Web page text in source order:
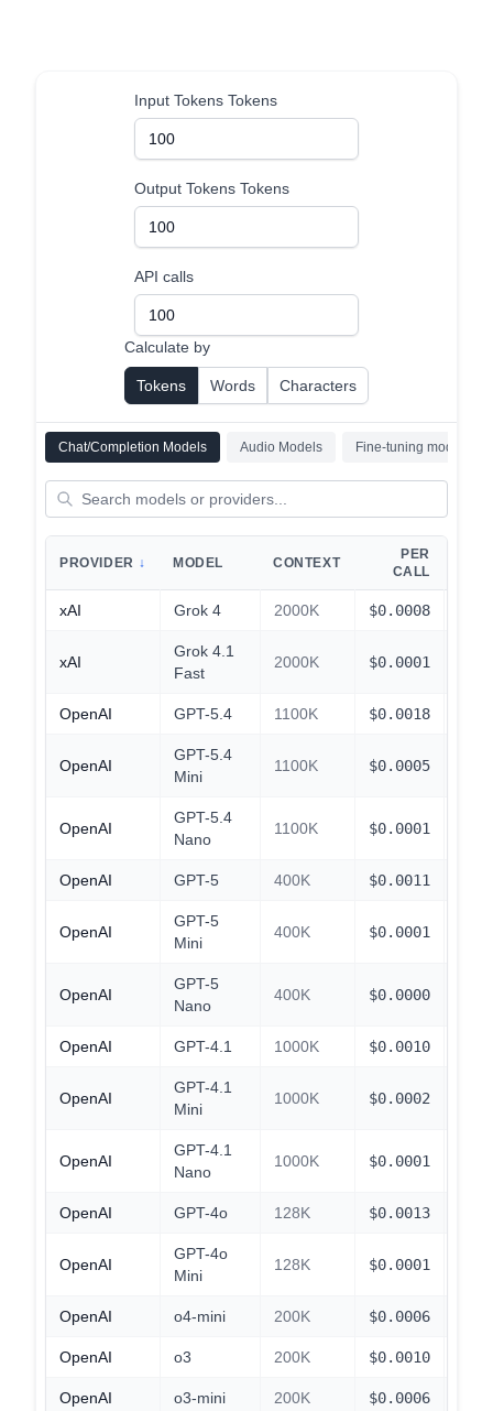
Input Tokens Tokens
Output Tokens Tokens
API calls
Calculate by
Tokens Words Characters
Chat/Completion Models Audio Models Fine-tuning models
PROVIDER ↓ MODEL CONTEXT
PER
CALL
xAI Grok 4 2000K $0.0008
xAI
Grok 4.1
Fast
2000K $0.0001
OpenAI GPT-5.4 1100K $0.0018
OpenAI
GPT-5.4
Mini
1100K $0.0005
OpenAI
GPT-5.4
Nano
1100K $0.0001
OpenAI GPT-5 400K $0.0011
OpenAI
GPT-5
Mini
400K $0.0001
OpenAI
GPT-5
Nano
400K $0.0000
OpenAI GPT-4.1 1000K $0.0010
OpenAI
GPT-4.1
Mini
1000K $0.0002
OpenAI
GPT-4.1
Nano
1000K $0.0001
OpenAI GPT-4o 128K $0.0013
OpenAI
GPT-4o
Mini
128K $0.0001
OpenAI o4-mini 200K $0.0006
OpenAI o3 200K $0.0010
OpenAI o3-mini 200K $0.0006